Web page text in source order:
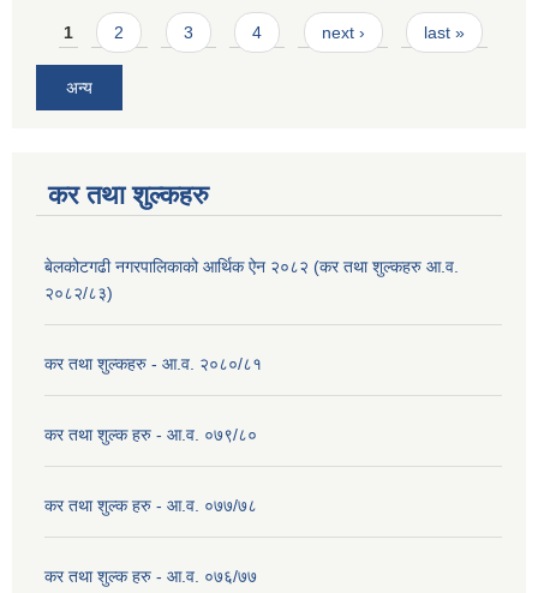
Pages
1 2 3 4 next › last »
अन्य
कर तथा शुल्कहरु
बेलकोटगढी नगरपालिकाको आर्थिक ऐन २०८२ (कर तथा शुल्कहरु आ.व.
२०८२/८३)
कर तथा शुल्कहरु - आ.व. २०८०/८१
कर तथा शुल्क हरु - आ.व. ०७९/८०
कर तथा शुल्क हरु - आ.व. ०७७/७८
कर तथा शुल्क हरु - आ.व. ०७६/७७